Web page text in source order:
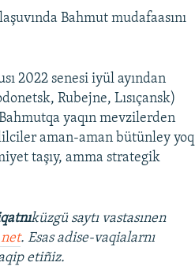
Bahmut mudafaasını
2022 senesi iyül ayından
Rubejne, Lısıçansk)
yaqın mevzilerden
aman-aman bütünley yoq
taşıy, amma strategik
küzgü saytı vastasınen
. Esas adise-vaqialarnı
etiñiz.